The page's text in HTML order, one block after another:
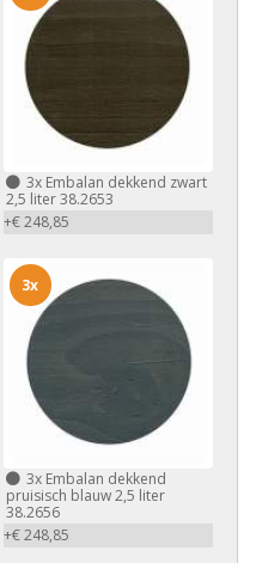
3xEmbalan dekkend zwart
2,5 liter 38.2653
+€ 248,85
3xEmbalan dekkend
pruisisch blauw 2,5 liter
38.2656
+€ 248,85
3x